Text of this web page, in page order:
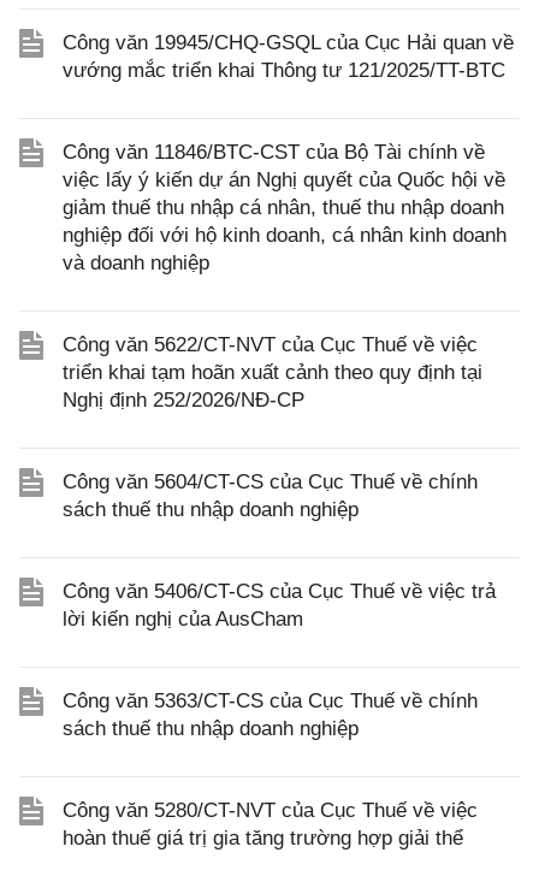
Công văn 19945/CHQ-GSQL của Cục Hải quan về
vướng mắc triển khai Thông tư 121/2025/TT-BTC
Công văn 11846/BTC-CST của Bộ Tài chính về
việc lấy ý kiến dự án Nghị quyết của Quốc hội về
giảm thuế thu nhập cá nhân, thuế thu nhập doanh
nghiệp đối với hộ kinh doanh, cá nhân kinh doanh
và doanh nghiệp
Công văn 5622/CT-NVT của Cục Thuế về việc
triển khai tạm hoãn xuất cảnh theo quy định tại
Nghị định 252/2026/NĐ-CP
Công văn 5604/CT-CS của Cục Thuế về chính
sách thuế thu nhập doanh nghiệp
Công văn 5406/CT-CS của Cục Thuế về việc trả
lời kiến nghị của AusCham
Công văn 5363/CT-CS của Cục Thuế về chính
sách thuế thu nhập doanh nghiệp
Công văn 5280/CT-NVT của Cục Thuế về việc
hoàn thuế giá trị gia tăng trường hợp giải thể